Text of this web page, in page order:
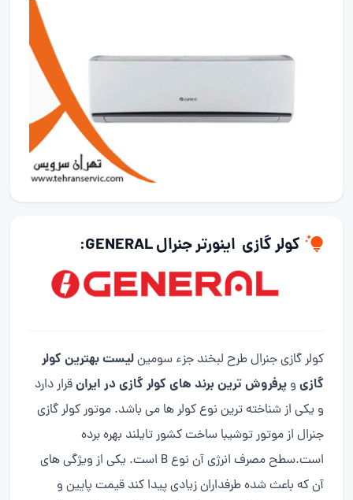
کولر گازی اینورتر جنرال GENERAL:
کولر گازی جنرال طرح لبخند جزء سومینلیست بهترین کولر
گازی و پرفروش ترین برند های کولر گازی در ایرانقرار دارد
و یکی از شناخته ترین نوع کولر ها می باشد. موتور کولر گازی
جنرال از موتور توشیبا ساخت کشور تایلند بهره برده
است.سطح مصرف انرژی آن نوع B است. یکی از ویژگی های
آن که باعث شده طرفداران زیادی پیدا کند قیمت پایین و